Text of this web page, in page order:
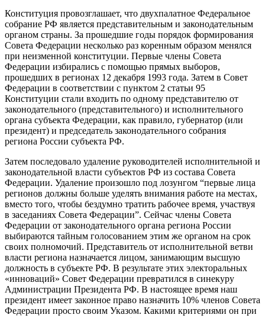
Конституция провозглашает, что двухпалатное Федеральное
собрание РФ является представительным и законодательным
органом страны. За прошедшие годы порядок формирования
Совета Федерации несколько раз коренным образом менялся
при неизменной конституции. Первые члены Совета
Федерации избирались с помощью прямых выборов,
прошедших в регионах 12 декабря 1993 года. Затем в Совет
Федерации в соответствии с пунктом 2 статьи 95
Конституции стали входить по одному представителю от
законодательного (представительного) и исполнительного
органа субъекта Федерации, как правило, губернатор (или
президент) и председатель законодательного собрания
региона России субъекта РФ.
Затем последовало удаление руководителей исполнительной и
законодательной власти субъектов РФ из состава Совета
Федерации. Удаление произошло под лозунгом “первые лица
регионов должны больше уделять внимания работе на местах,
вместо того, чтобы бездумно тратить рабочее время, участвуя
в заседаниях Совета Федерации”. Сейчас члены Совета
Федерации от законодательного органа региона России
выбираются тайным голосованием этим же органом на срок
своих полномочий. Представитель от исполнительной ветви
власти региона назначается лицом, занимающим высшую
должность в субъекте РФ. В результате этих электоральных
«инноваций» Совет Федерации превратился в синекуру
Администрации Президента РФ. В настоящее время наш
президент имеет законное право назначить 10% членов Совета
Федерации просто своим Указом. Какими критериями он при